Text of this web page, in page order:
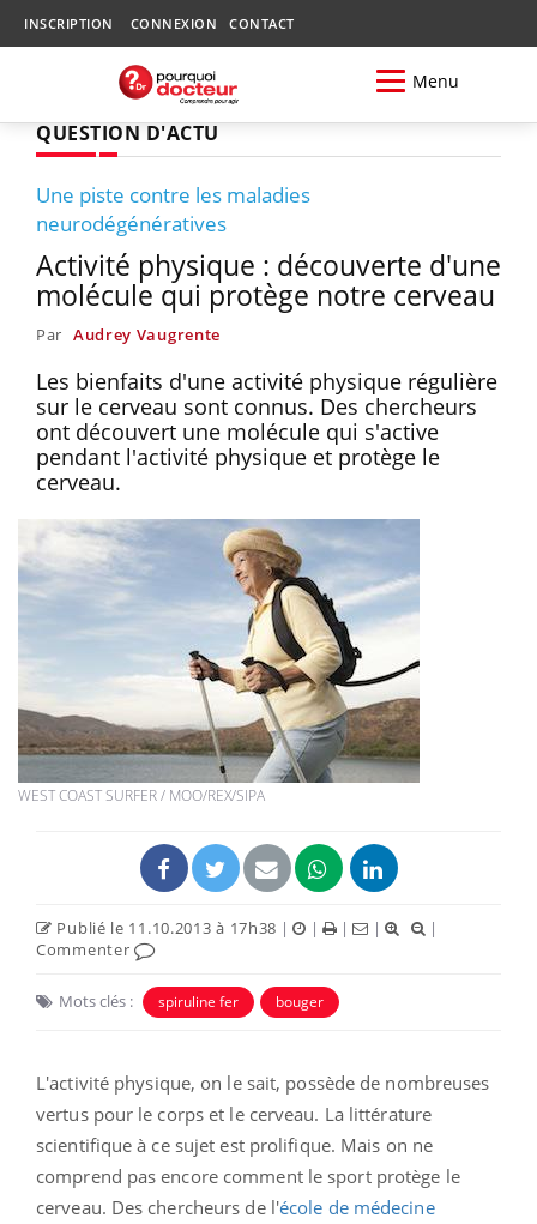
INSCRIPTION CONNEXION CONTACT
Menu
QUESTION D'ACTU
Une piste contre les maladies
neurodégénératives
Activité physique : découverte d'une
molécule qui protège notre cerveau
Par Audrey Vaugrente
Les bienfaits d'une activité physique régulière
sur le cerveau sont connus. Des chercheurs
ont découvert une molécule qui s'active
pendant l'activité physique et protège le
cerveau.
WEST COAST SURFER / MOO/REX/SIPA
Publié le 11.10.2013 à 17h38 | | | |
|
Commenter
Mots clés : spiruline fer bouger
L'activité physique, on le sait, possède de nombreuses
vertus pour le corps et le cerveau. La littérature
scientifique à ce sujet est prolifique. Mais on ne
comprend pas encore comment le sport protège le
cerveau. Des chercheurs de l'école de médecine